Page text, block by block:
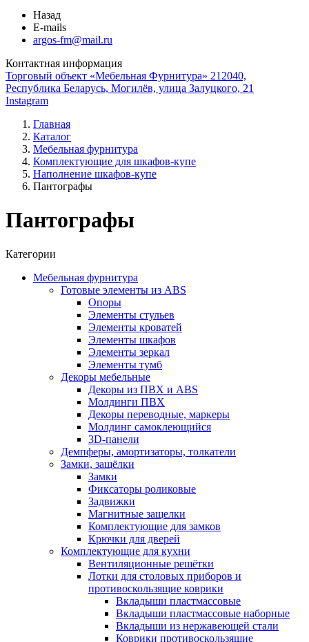
Назад
E-mails
argos-fm@mail.ru
Контактная информация
Торговый объект «Мебельная Фурнитура» 212040,
Республика Беларусь, Могилёв, улица Залуцкого, 21
Instagram
Главная
Каталог
Мебельная фурнитура
Комплектующие для шкафов-купе
Наполнение шкафов-купе
Пантографы
Пантографы
Категории
Мебельная фурнитура
Готовые элементы из ABS
Опоры
Элементы стульев
Элементы кроватей
Элементы шкафов
Элементы зеркал
Элементы тумб
Декоры мебельные
Декоры из ПВХ и ABS
Молдинги ПВХ
Декоры переводные, маркеры
Молдинг самоклеющийся
3D-панели
Демпферы, амортизаторы, толкатели
Замки, защёлки
Замки
Фиксаторы роликовые
Задвижки
Магнитные защелки
Комплектующие для замков
Крючки для дверей
Комплектующие для кухни
Вентиляционные решётки
Лотки для столовых приборов и
противоскользящие коврики
Вкладыши пластмассовые
Вкладыши пластмассовые наборные
Вкладыши из нержавеющей стали
Коврики противоскользящие